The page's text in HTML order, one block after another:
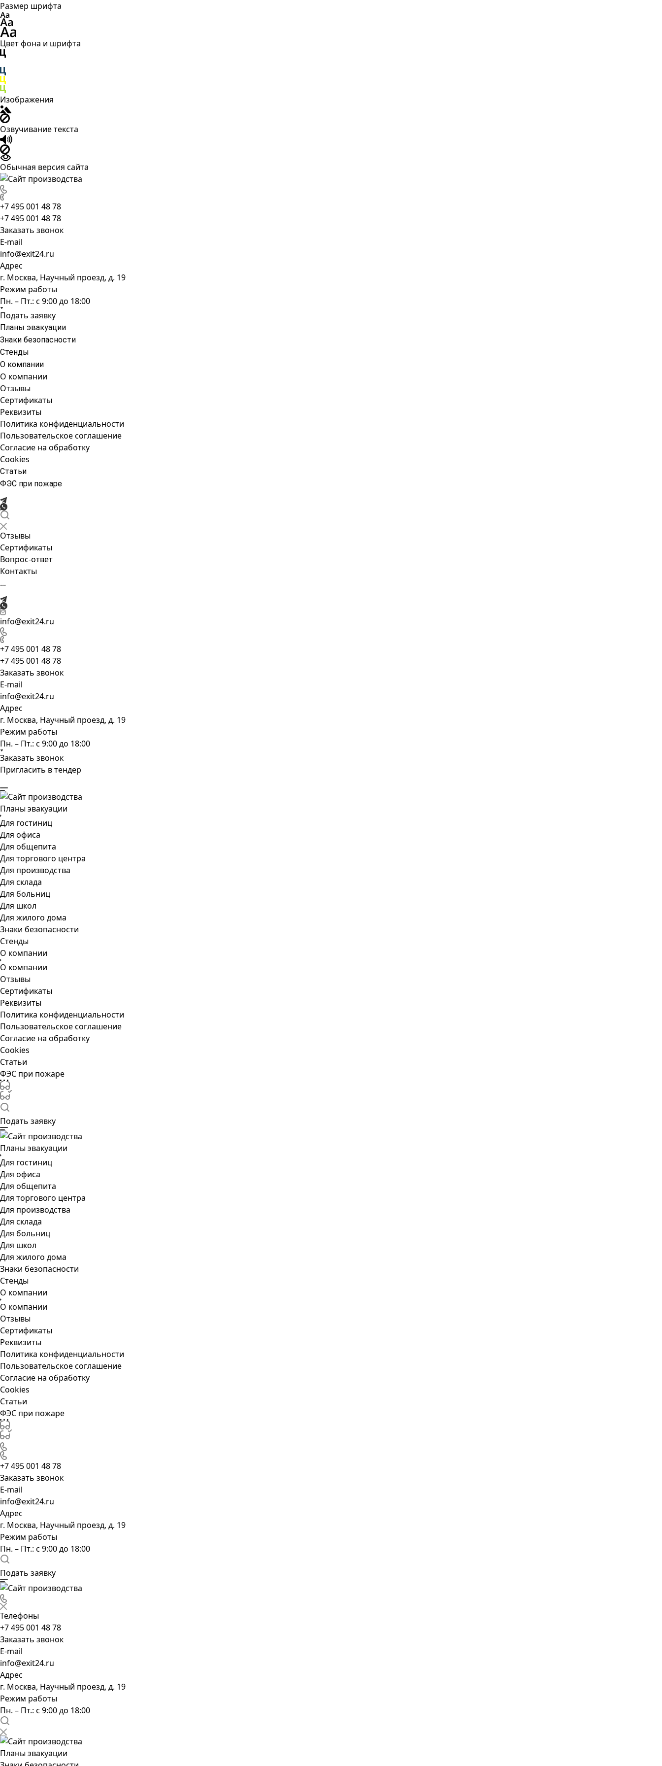
Размер шрифта
Цвет фона и шрифта
Изображения
Озвучивание текста
Обычная версия сайта
+7 495 001 48 78
+7 495 001 48 78
Заказать звонок
E-mail
info@exit24.ru
Адрес
г. Москва, Научный проезд, д. 19
Режим работы
Пн. – Пт.: с 9:00 до 18:00
Подать заявку
Планы эвакуации
Знаки безопасности
Стенды
О компании
О компании
Отзывы
Сертификаты
Реквизиты
Политика конфиденциальности
Пользовательское соглашение
Согласие на обработку
Cookies
Статьи
ФЭС при пожаре
Отзывы
Сертификаты
Вопрос-ответ
Контакты
...
info@exit24.ru
+7 495 001 48 78
+7 495 001 48 78
Заказать звонок
E-mail
info@exit24.ru
Адрес
г. Москва, Научный проезд, д. 19
Режим работы
Пн. – Пт.: с 9:00 до 18:00
Заказать звонок
Пригласить в тендер
Планы эвакуации
Для гостиниц
Для офиса
Для общепита
Для торгового центра
Для производства
Для склада
Для больниц
Для школ
Для жилого дома
Знаки безопасности
Стенды
О компании
О компании
Отзывы
Сертификаты
Реквизиты
Политика конфиденциальности
Пользовательское соглашение
Согласие на обработку
Cookies
Статьи
ФЭС при пожаре
Подать заявку
Планы эвакуации
Для гостиниц
Для офиса
Для общепита
Для торгового центра
Для производства
Для склада
Для больниц
Для школ
Для жилого дома
Знаки безопасности
Стенды
О компании
О компании
Отзывы
Сертификаты
Реквизиты
Политика конфиденциальности
Пользовательское соглашение
Согласие на обработку
Cookies
Статьи
ФЭС при пожаре
+7 495 001 48 78
Заказать звонок
E-mail
info@exit24.ru
Адрес
г. Москва, Научный проезд, д. 19
Режим работы
Пн. – Пт.: с 9:00 до 18:00
Подать заявку
Телефоны
+7 495 001 48 78
Заказать звонок
E-mail
info@exit24.ru
Адрес
г. Москва, Научный проезд, д. 19
Режим работы
Пн. – Пт.: с 9:00 до 18:00
Планы эвакуации